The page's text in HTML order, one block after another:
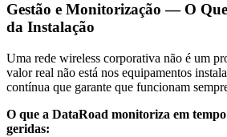
Gestão e Monitorização — O
da Instalação
Uma rede wireless corporativa não é um
valor real não está nos equipamentos
contínua que garante que funcionam
O que a DataRoad monitoriza em
geridas: